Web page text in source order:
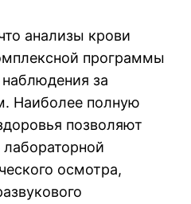
анализы крови
программы
за
Наиболее полную
позволяют
лабораторной
осмотра,